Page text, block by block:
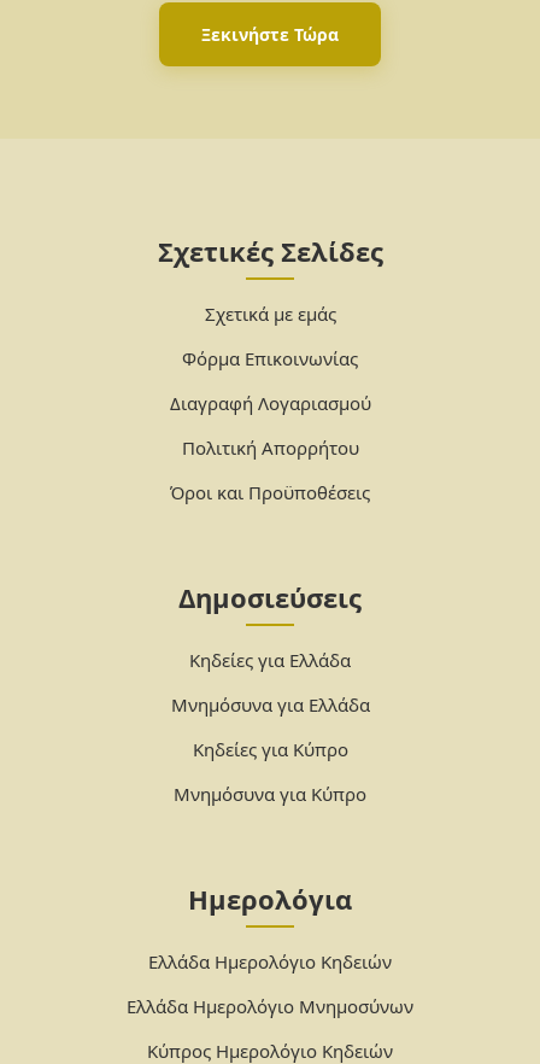
Ξεκινήστε Τώρα
Σχετικές Σελίδες
Σχετικά με εμάς
Φόρμα Επικοινωνίας
Διαγραφή Λογαριασμού
Πολιτική Απορρήτου
Όροι και Προϋποθέσεις
Δημοσιεύσεις
Κηδείες για Ελλάδα
Μνημόσυνα για Ελλάδα
Κηδείες για Κύπρο
Μνημόσυνα για Κύπρο
Ημερολόγια
Ελλάδα Ημερολόγιο Κηδειών
Ελλάδα Ημερολόγιο Μνημοσύνων
Κύπρος Ημερολόγιο Κηδειών